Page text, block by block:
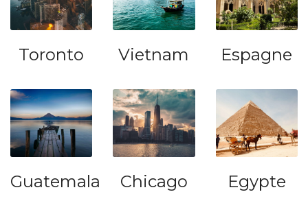
Toronto Vietnam Espagne
Guatemala Chicago Egypte